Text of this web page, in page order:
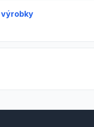
výrobky